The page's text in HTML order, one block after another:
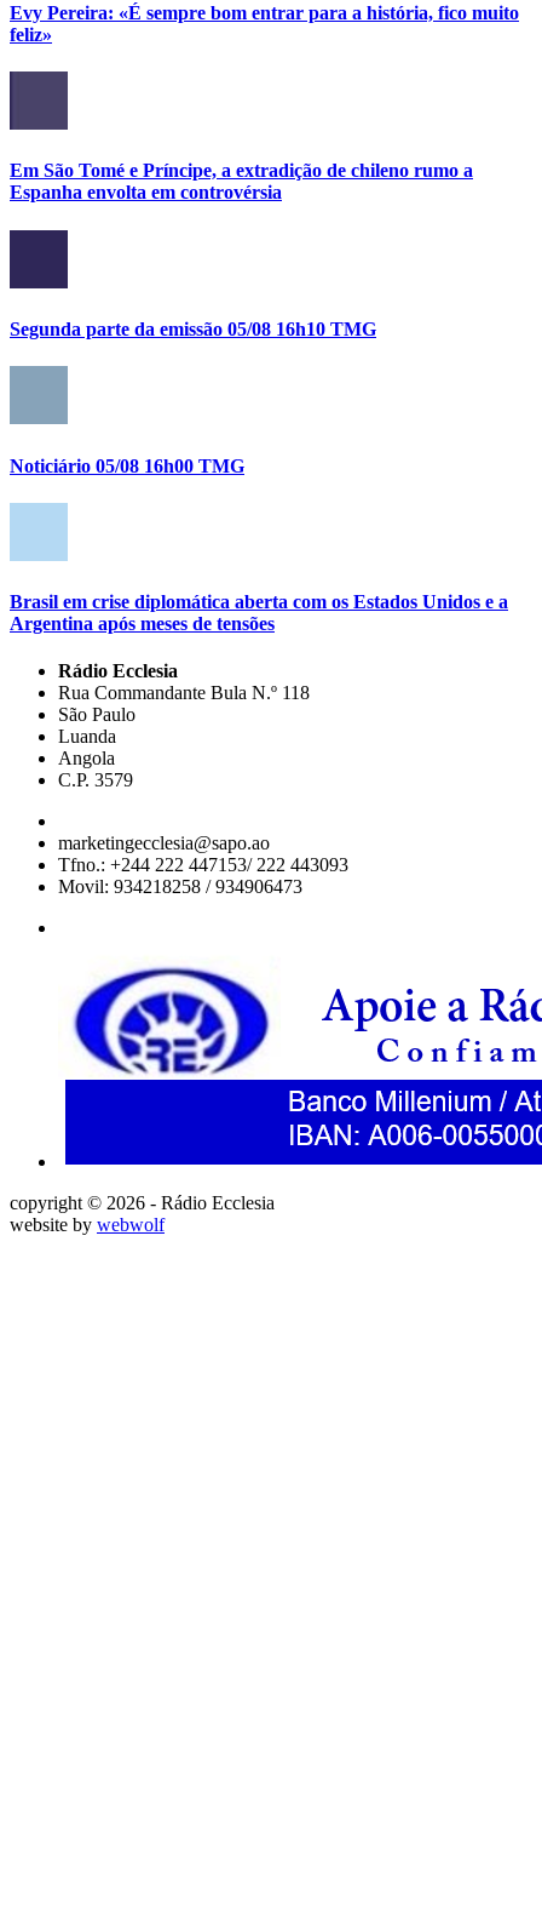
Evy Pereira: «É sempre bom entrar para a história, fico muito
feliz»
Em São Tomé e Príncipe, a extradição de chileno rumo a
Espanha envolta em controvérsia
Segunda parte da emissão 05/08 16h10 TMG
Noticiário 05/08 16h00 TMG
Brasil em crise diplomática aberta com os Estados Unidos e a
Argentina após meses de tensões
Rádio Ecclesia
Rua Commandante Bula N.º 118
São Paulo
Luanda
Angola
C.P. 3579
marketingecclesia@sapo.ao
Tfno.: +244 222 447153/ 222 443093
Movil: 934218258 / 934906473
copyright © 2026 - Rádio Ecclesia
website by webwolf